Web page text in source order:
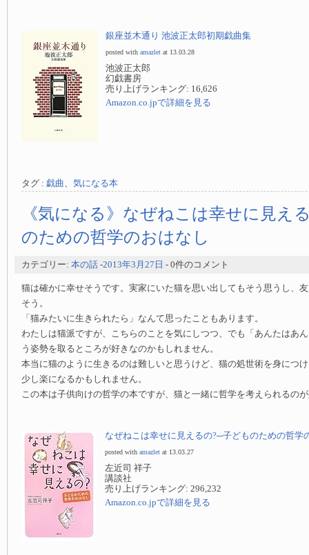
銀座並木通り 池波正太郎初期戯曲集
posted with amazlet at 13.03.28
池波正太郎
幻戯書房
売り上げランキング: 16,626
Amazon.co.jpで詳細を見る
タグ : 戯曲、 気になる本
《気になる》なぜねこは幸せに見え
のための哲学のおはなし
カテゴリー: 本の話 -2013年3月27日 - 0件のコメント
猫は確かに幸せそうです。実家にいた猫を思い出してもそう思うし、
そう。
「猫みたいに生きられたら」なんて思ったこともあります。
わたしは猫派ですが、こちらのことを気にしつつ、でも「あんたはあ
う姿勢を取るところが好きなのかもしれません。
本当に猫のように生きるのは難しいと思うけど、猫の処世術を身につ
少し楽になるかもしれません。
この本は子供向けの哲学の本ですが、猫と一緒に哲学を考えられるの
なぜねこは幸せに見えるの?─子どものための哲学
posted with amazlet at 13.03.27
左近司 祥子
講談社
売り上げランキング: 296,232
Amazon.co.jpで詳細を見る